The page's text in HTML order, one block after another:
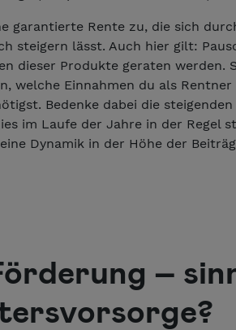
garantierte Rente zu, die sich
steigern lässt. Auch hier gilt:
dieser Produkte geraten werden.
welche Einnahmen du als
Bedenke dabei die steigenden
im Laufe der Jahre in der Regel
Dynamik in der Höhe der
–